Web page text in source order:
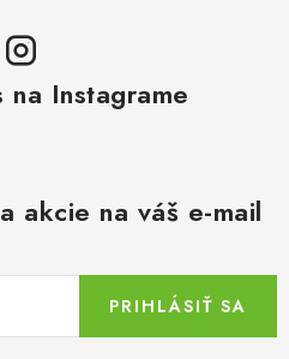
na Instagrame
akcie na váš e-mail
PRIHLÁSIŤ SA